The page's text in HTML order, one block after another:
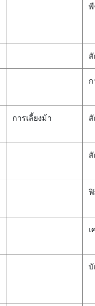
การเลี้ยงม้า
เ